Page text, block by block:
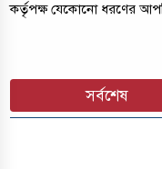
কর্তৃপক্ষ যেকোনো ধরণের
সর্বশেষ